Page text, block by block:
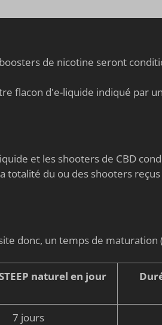
de nicotine seront
flacon d'e-liquide indiqué par
et les shooters de CBD
totalité du ou des shooters
donc, un temps de
naturel en jour
7 jours